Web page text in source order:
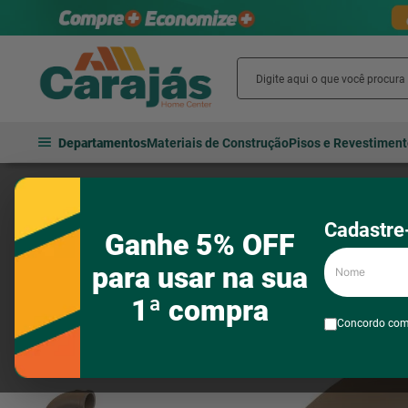
DepartamentosMateriais de ConstruçãoPisos e
Ganhe 5% OFF
para usar na sua
1ª compra
Nome
Concordo
Hidráulica